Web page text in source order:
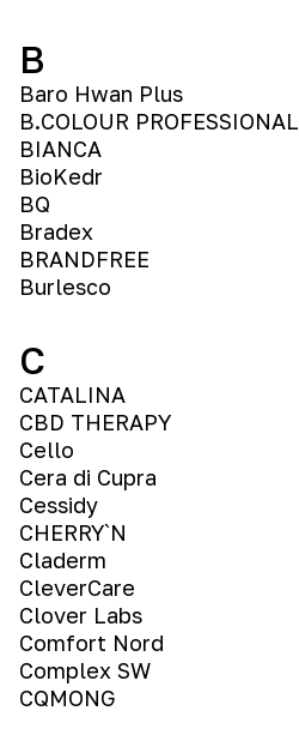
B
Baro Hwan Plus
B.COLOUR PROFESSIONAL
BIANCA
BioKedr
BQ
Bradex
BRANDFREE
Burlesco
C
CATALINA
CBD THERAPY
Cello
Cera di Cupra
Cessidy
CHERRY`N
Claderm
CleverCare
Clover Labs
Comfort Nord
Complex SW
CQMONG